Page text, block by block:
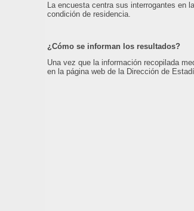
La encuesta centra sus interrogantes en
condición de residencia.
¿Cómo se informan los resultados?
Una vez que la información recopilada
en la página web de la Dirección de